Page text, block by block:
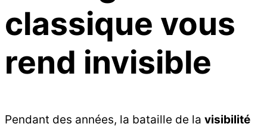
classique vous
rend invisible
Pendant des années, la bataille de la visibilité